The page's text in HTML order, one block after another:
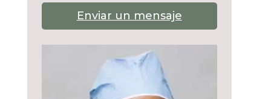
Enviar un mensaje